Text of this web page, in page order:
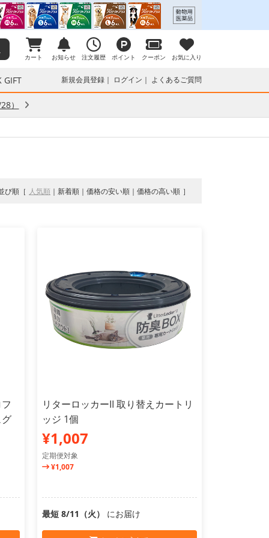
カート お知らせ 注文履歴 ポイント クーポン お気に入り
GIFT 新規会員登録 ログイン よくあるご質問
）
び順 人気順 新着順 価格の安い順 価格の高い順
リターロッカーII 取り替えカートリ
ッジ 1個
¥1,007
定期便対象
¥1,007
最短 8/11（火） にお届け